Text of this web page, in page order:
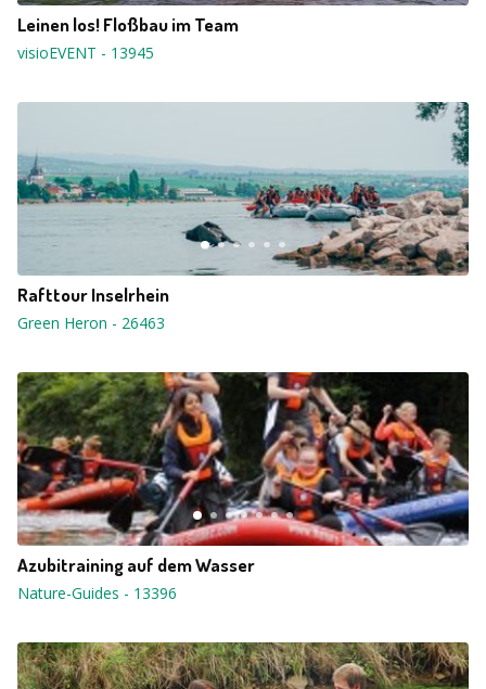
Leinen los! Floßbau im Team
visioEVENT - 13945
Rafttour Inselrhein
Green Heron - 26463
Azubitraining auf dem Wasser
Nature-Guides - 13396